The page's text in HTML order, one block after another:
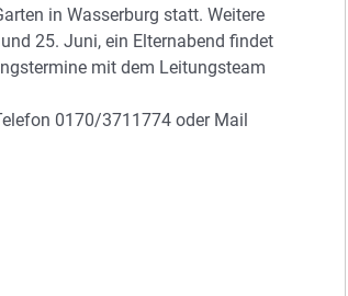
in Wasserburg statt. Weitere
25. Juni, ein Elternabend findet
mit dem Leitungsteam
0170/3711774 oder Mail